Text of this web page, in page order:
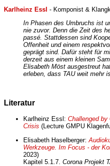
Karlheinz Essl - Komponist &
In Phasen des Umbruchs ist
nie zuvor. Denn die Zeit des
passé. Stattdessen sind
Offenheit und einem
geprägt sind. Dafür steht für
derzeit aus einem kleinen
Elisabeth Möst ausgestreut
erleben, dass TAU weit mehr
Literatur
Karlheinz Essl: Challenged
Crisis (Lecture GMPU
Elisabeth Haselberger:
Werkzeuge. Im Focus - der
2023)
Kapitel 5.1.7. Corona Projekt